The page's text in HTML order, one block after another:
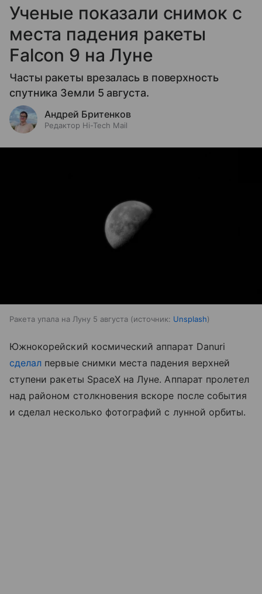
Ученые показали снимок с
места падения ракеты
Falcon 9 на Луне
Часты ракеты врезалась в поверхность
спутника Земли 5 августа.
Андрей Бритенков
Редактор Hi-Tech Mail
Ракета упала на Луну 5 августа источник: Unsplash
Южнокорейский космический аппарат Danuri
сделал первые снимки места падения верхней
ступени ракеты SpaceX на Луне. Аппарат пролетел
над районом столкновения вскоре после события
и сделал несколько фотографий с лунной орбиты.